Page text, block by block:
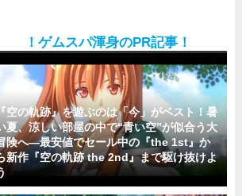
！ゲムスパ渾身のPR記事！
『空の軌跡』を遊ぶのは「今」がベスト！暑
夏、涼しい部屋の中で“青い空”が似合う大
険へ―最安値でセール中の『the 1st』か
新作『空の軌跡 the 2nd』まで駆け抜けよ